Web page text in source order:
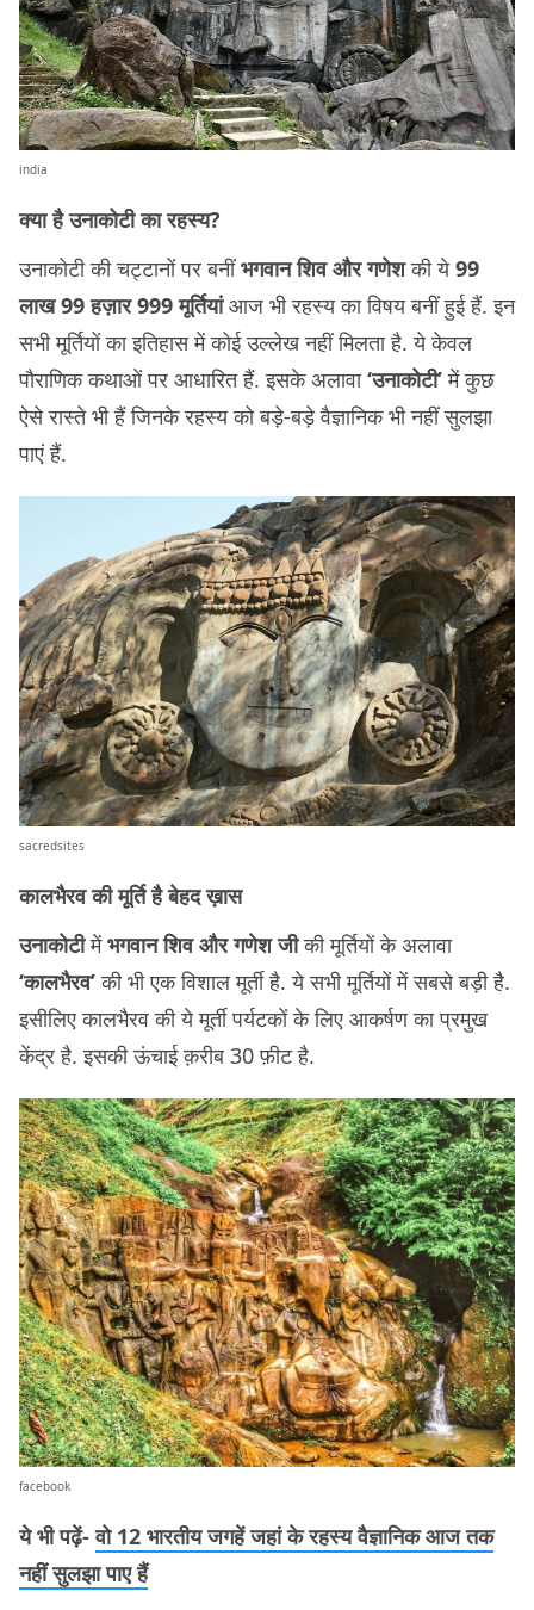
india
क्या है उनाकोटी का रहस्य?
उनाकोटी की चट्टानों पर बनींभगवान शिव और गणेशकी ये99
लाख 99 हज़ार 999 मूर्तियांआज भी रहस्य का विषय बनीं हुई हैं. इन
सभी मूर्तियों का इतिहास में कोई उल्लेख नहीं मिलता है. ये केवल
पौराणिक कथाओं पर आधारित हैं. इसके अलावा‘उनाकोटी’में कुछ
ऐसे रास्ते भी हैं जिनके रहस्य को बड़े-बड़े वैज्ञानिक भी नहीं सुलझा
पाएं हैं.
sacredsites
कालभैरव की मूर्ति है बेहद ख़ास
उनाकोटीमेंभगवान शिव और गणेश जीकी मूर्तियों के अलावा
‘कालभैरव’की भी एक विशाल मूर्ती है. ये सभी मूर्तियों में सबसे बड़ी है.
इसीलिए कालभैरव की ये मूर्ती पर्यटकों के लिए आकर्षण का प्रमुख
केंद्र है. इसकी ऊंचाई क़रीब 30 फ़ीट है.
facebook
ये भी पढ़ें-वो 12 भारतीय जगहें जहां के रहस्य वैज्ञानिक आज तक
नहीं सुलझा पाए हैं